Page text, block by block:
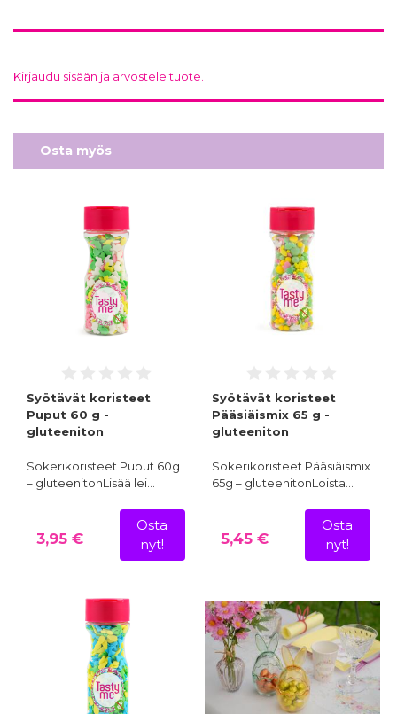
Kirjaudu sisään ja arvostele tuote.
Osta myös
Syötävät koristeet
Puput 60 g -
gluteeniton
Sokerikoristeet Puput 60g
– gluteenitonLisää lei…
3,95 €
Osta
nyt!
Syötävät koristeet
Pääsiäismix 65 g -
gluteeniton
Sokerikoristeet Pääsiäismix
65g – gluteenitonLoista…
5,45 €
Osta
nyt!